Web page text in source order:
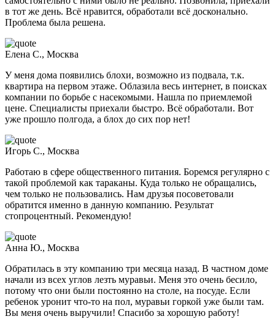
в тот же день. Всё нравится, обработали всё досконально.
Проблема была решена.
Елена С., Москва
У меня дома появились блохи, возможно из подвала, т.к.
квартира на первом этаже. Облазила весь интернет, в поисках
компании по борьбе с насекомыми. Нашла по приемлемой
цене. Специалисты приехали быстро. Всё обработали. Вот
уже прошло полгода, а блох до сих пор нет!
Игорь С., Москва
Работаю в сфере общественного питания. Боремся регулярно с
такой проблемой как тараканы. Куда только не обращались,
чем только не пользовались. Нам друзья посоветовали
обратится именно в данную компанию. Результат
стопроцентный. Рекомендую!
Анна Ю., Москва
Обратилась в эту компанию три месяца назад. В частном доме
начали из всех углов лезть муравьи. Меня это очень бесило,
потому что они были постоянно на столе, на посуде. Если
ребенок уронит что-то на пол, муравьи горкой уже были там.
Вы меня очень выручили! Спасибо за хорошую работу!